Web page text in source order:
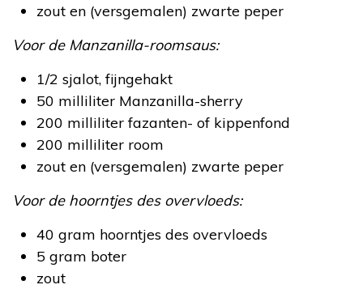
zout en (versgemalen) zwarte peper
Voor de Manzanilla-roomsaus:
1/2 sjalot, fijngehakt
50 milliliter Manzanilla-sherry
200 milliliter fazanten- of kippenfond
200 milliliter room
zout en (versgemalen) zwarte peper
Voor de hoorntjes des overvloeds:
40 gram hoorntjes des overvloeds
5 gram boter
zout